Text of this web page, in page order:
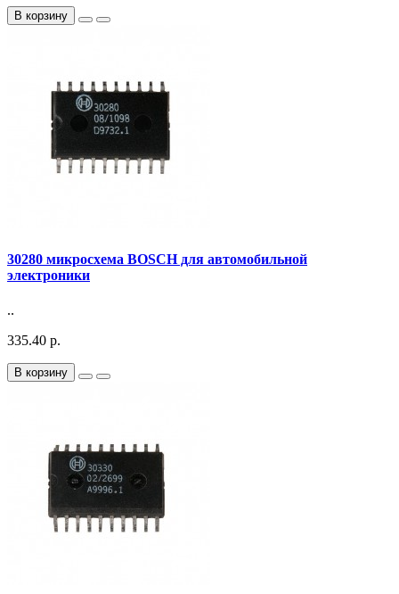
В корзину
30280 микросхема BOSCH для автомобильной
электроники
..
335.40 р.
В корзину